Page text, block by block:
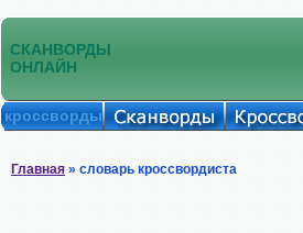
СКАНВОРДЫ
ОНЛАЙН
кроссворды
Главная » словарь кроссвордиста